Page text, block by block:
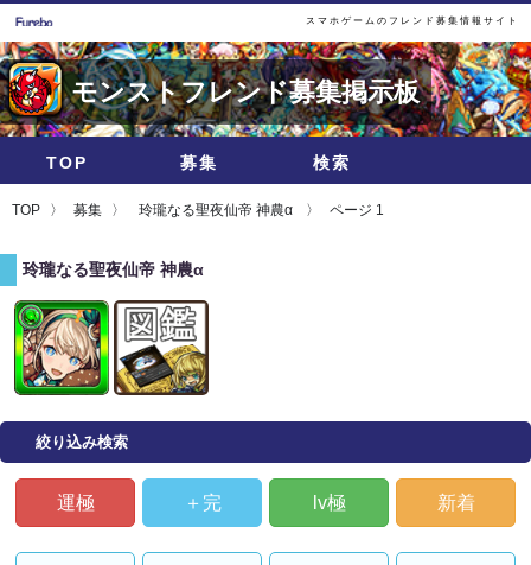
スマホゲームのフレンド募集情報サイト
モンストフレンド募集掲示板
TOP 募集 検索
TOP 募集 玲瓏なる聖夜仙帝 神農α ページ 1
玲瓏なる聖夜仙帝 神農α
絞り込み検索
運極 ＋完 lv極 新着